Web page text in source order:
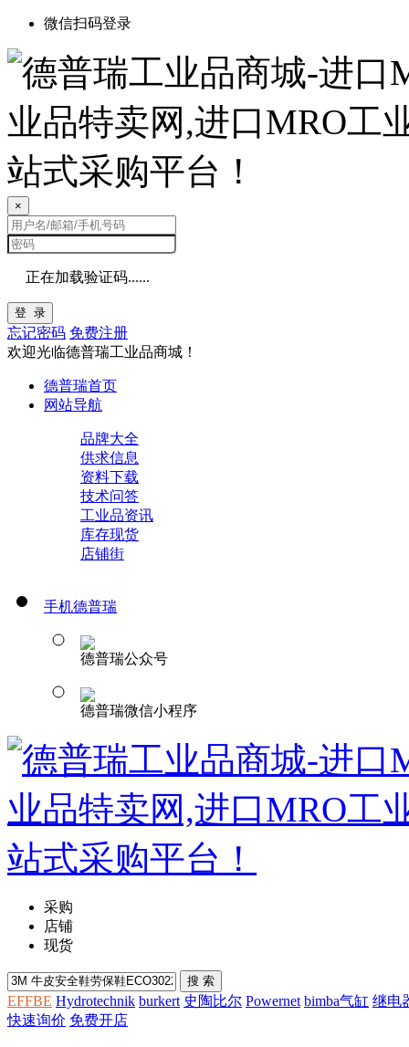
微信扫码登录
×
正在加载验证码......
登 录
忘记密码 免费注册
欢迎光临德普瑞工业品商城！
德普瑞首页
网站导航
品牌大全
供求信息
资料下载
技术问答
工业品资讯
库存现货
店铺街
手机德普瑞
德普瑞公众号
德普瑞微信小程序
采购
店铺
现货
EFFBE Hydrotechnik burkert 史陶比尔 Powernet bimba气缸 继电
快速询价 免费开店